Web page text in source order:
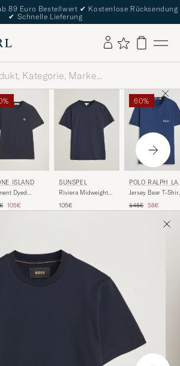
89 Euro Bestellwert ✔ Kostenlose Rücksendung
✔ Schnelle Lieferung
ISLAND
Dyed
Navy
Preis
Reduzierter Preis
105€
SUNSPEL
Riviera Midweight
105€
60%
POLO RALPH
REN
Jersey Bear T-Shirt
Regulärer Preis
145€ 58€